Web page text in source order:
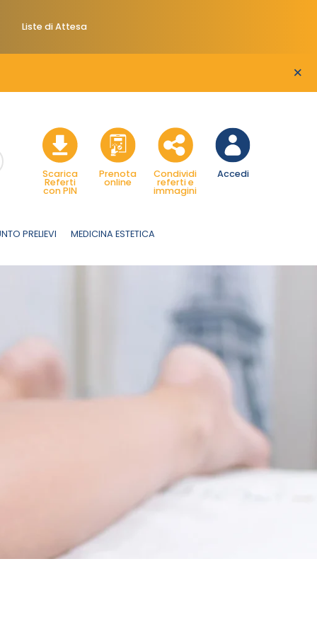
Liste di Attesa
×
Scarica
Referti
con PIN
Prenota
online
Condividi
referti e
immagini
Accedi
PRELIEVI MEDICINA ESTETICA